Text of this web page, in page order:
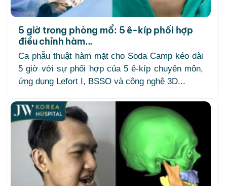
5 giờ trong phòng mổ: 5 ê-kíp phối hợp
điều chỉnh hàm...
Ca phẫu thuật hàm mặt cho Soda Camp kéo dài
5 giờ với sự phối hợp của 5 ê-kíp chuyên môn,
ứng dụng Lefort I, BSSO và công nghệ 3D...